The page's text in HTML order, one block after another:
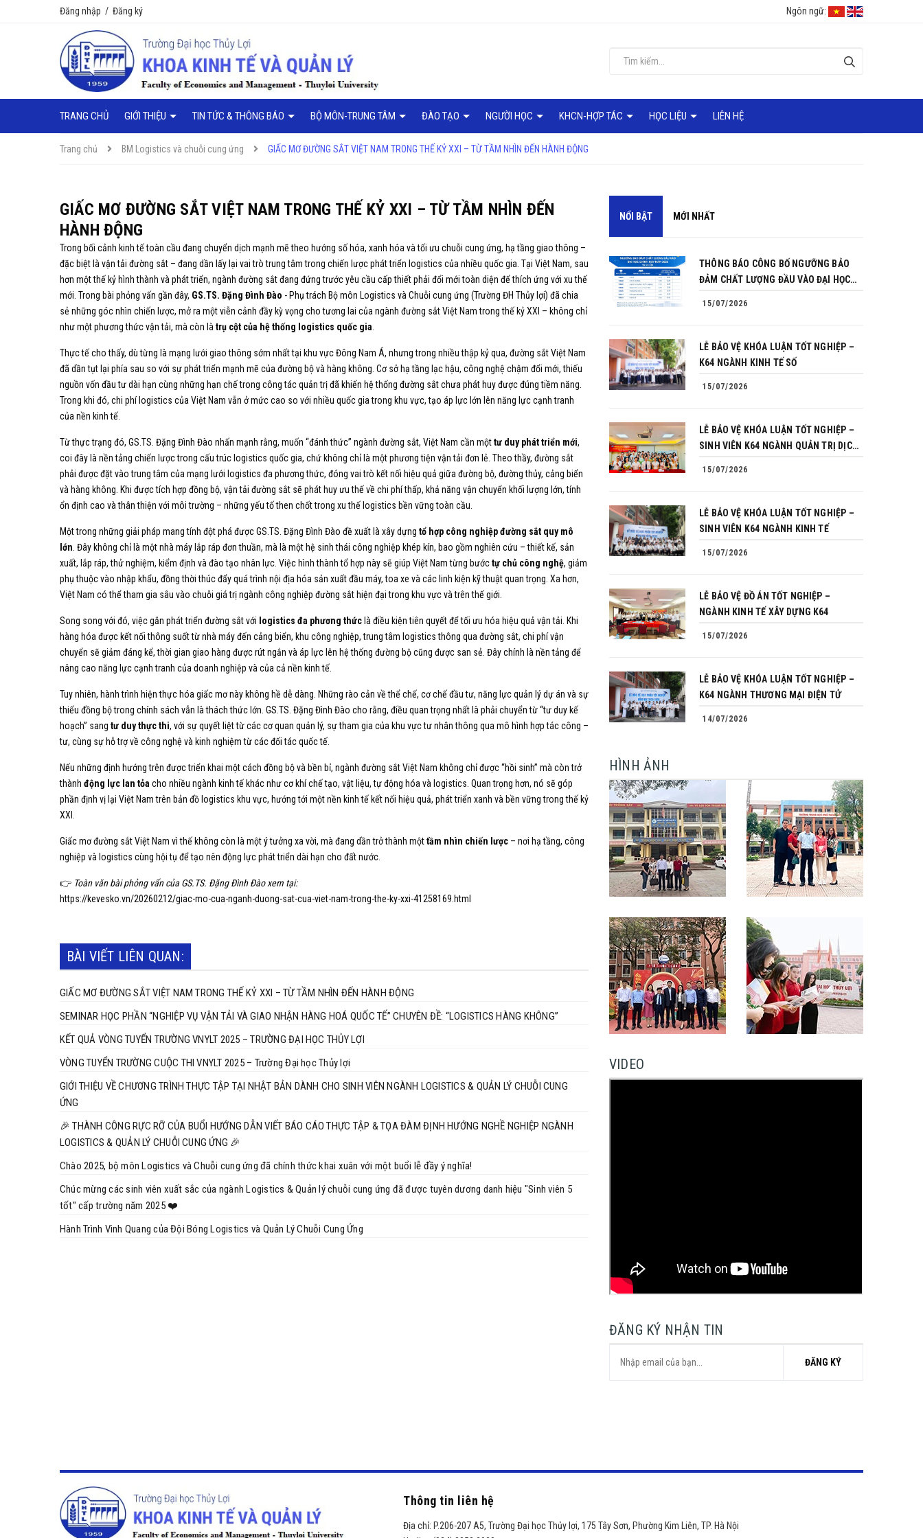
Đăng nhập / Đăng ký Ngôn ngữ:
TRANG CHỦ GIỚI THIỆU TIN TỨC & THÔNG BÁO BỘ MÔN-TRUNG TÂM ĐÀO TẠO NGƯỜI HỌC KHCN-HỢP TÁC HỌC LIỆU LIÊN HỆ
Trang chủ BM Logistics và chuỗi cung ứng GIẤC MƠ ĐƯỜNG SẮT VIỆT NAM TRONG THẾ KỶ XXI – TỪ TẦM NHÌN ĐẾN HÀNH ĐỘNG
GIẤC MƠ ĐƯỜNG SẮT VIỆT NAM TRONG THẾ KỶ XXI – TỪ TẦM NHÌN ĐẾN
HÀNH ĐỘNG
Trong bối cảnh kinh tế toàn cầu đang chuyển dịch mạnh mẽ theo hướng số hóa, xanh hóa và tối ưu chuỗi cung ứng, hạ tầng giao thông –
đặc biệt là vận tải đường sắt – đang dần lấy lại vai trò trung tâm trong chiến lược phát triển logistics của nhiều quốc gia. Tại Việt Nam, sau
hơn một thế kỷ hình thành và phát triển, ngành đường sắt đang đứng trước yêu cầu cấp thiết phải đổi mới toàn diện để thích ứng với xu thế
mới. Trong bài phỏng vấn gần đây, GS.TS. Đặng Đình Đào - Phụ trách Bộ môn Logistics và Chuỗi cung ứng (Trường ĐH Thủy lợi) đã chia
sẻ những góc nhìn chiến lược, mở ra một viễn cảnh đầy kỳ vọng cho tương lai của ngành đường sắt Việt Nam trong thế kỷ XXI – không chỉ
như một phương thức vận tải, mà còn là trụ cột của hệ thống logistics quốc gia
Thực tế cho thấy, dù từng là mạng lưới giao thông sớm nhất tại khu vực Đông Nam Á, nhưng trong nhiều thập kỷ qua, đường sắt Việt Nam
đã dần tụt lại phía sau so với sự phát triển mạnh mẽ của đường bộ và hàng không. Cơ sở hạ tầng lạc hậu, công nghệ chậm đổi mới, thiếu
nguồn vốn đầu tư dài hạn cùng những hạn chế trong công tác quản trị đã khiến hệ thống đường sắt chưa phát huy được đúng tiềm năng.
Trong khi đó, chi phí logistics của Việt Nam vẫn ở mức cao so với nhiều quốc gia trong khu vực, tạo áp lực lớn lên năng lực cạnh tranh
của nền kinh tế.
Từ thực trạng đó, GS.TS. Đặng Đình Đào nhấn mạnh rằng, muốn “đánh thức” ngành đường sắt, Việt Nam cần mộttư duy phát triển mới,
coi đây là nền tảng chiến lược trong cấu trúc logistics quốc gia, chứ không chỉ là một phương tiện vận tải đơn lẻ. Theo thầy, đường sắt
phải được đặt vào trung tâm của mạng lưới logistics đa phương thức, đóng vai trò kết nối hiệu quả giữa đường bộ, đường thủy, cảng biển
và hàng không. Khi được tích hợp đồng bộ, vận tải đường sắt sẽ phát huy ưu thế về chi phí thấp, khả năng vận chuyển khối lượng lớn, tính
ổn định cao và thân thiện với môi trường – những yếu tố then chốt trong xu thế logistics bền vững toàn cầu.
Một trong những giải pháp mang tính đột phá được GS.TS. Đặng Đình Đào đề xuất là xây dựng tổ hợp công nghiệp đường sắt quy mô
lớn . Đây không chỉ là một nhà máy lắp ráp đơn thuần, mà là một hệ sinh thái công nghiệp khép kín, bao gồm nghiên cứu – thiết kế, sản
xuất, lắp ráp, thử nghiệm, kiểm định và đào tạo nhân lực. Việc hình thành tổ hợp này sẽ giúp Việt Nam từng bướctự chủ công nghệ, giảm
phụ thuộc vào nhập khẩu, đồng thời thúc đẩy quá trình nội địa hóa sản xuất đầu máy, toa xe và các linh kiện kỹ thuật quan trọng. Xa hơn,
Việt Nam có thể tham gia sâu vào chuỗi giá trị ngành công nghiệp đường sắt hiện đại trong khu vực và trên thế giới.
Song song với đó, việc gắn phát triển đường sắt với logistics đa phương thức là điều kiện tiên quyết để tối ưu hóa hiệu quả vận tải. Khi
hàng hóa được kết nối thông suốt từ nhà máy đến cảng biển, khu công nghiệp, trung tâm logistics thông qua đường sắt, chi phí vận
chuyển sẽ giảm đáng kể, thời gian giao hàng được rút ngắn và áp lực lên hệ thống đường bộ cũng được san sẻ. Đây chính là nền tảng để
nâng cao năng lực cạnh tranh của doanh nghiệp và của cả nền kinh tế.
Tuy nhiên, hành trình hiện thực hóa giấc mơ này không hề dễ dàng. Những rào cản về thể chế, cơ chế đầu tư, năng lực quản lý dự án và sự
thiếu đồng bộ trong chính sách vẫn là thách thức lớn. GS.TS. Đặng Đình Đào cho rằng, điều quan trọng nhất là phải chuyển từ “tư duy kế
hoạch” sang tư duy thực thi, với sự quyết liệt từ các cơ quan quản lý, sự tham gia của khu vực tư nhân thông qua mô hình hợp tác công –
tư, cùng sự hỗ trợ về công nghệ và kinh nghiệm từ các đối tác quốc tế.
Nếu những định hướng trên được triển khai một cách đồng bộ và bền bỉ, ngành đường sắt Việt Nam không chỉ được “hồi sinh” mà còn trở
thành động lực lan tỏa cho nhiều ngành kinh tế khác như cơ khí chế tạo, vật liệu, tự động hóa và logistics. Quan trọng hơn, nó sẽ góp
phần định vị lại Việt Nam trên bản đồ logistics khu vực, hướng tới một nền kinh tế kết nối hiệu quả, phát triển xanh và bền vững trong thế kỷ
XXI.
Giấc mơ đường sắt Việt Nam vì thế không còn là một ý tưởng xa vời, mà đang dần trở thành mộttầm nhìn chiến lược – nơi hạ tầng, công
nghiệp và logistics cùng hội tụ để tạo nên động lực phát triển dài hạn cho đất nước.
👉 Toàn văn bài phỏng vấn của GS.TS. Đặng Đình Đào xem tại:
https://kevesko.vn/20260212/giac-mo-cua-nganh-duong-sat-cua-viet-nam-trong-the-ky-xxi-41258169.html
BÀI VIẾT LIÊN QUAN:
GIẤC MƠ ĐƯỜNG SẮT VIỆT NAM TRONG THẾ KỶ XXI – TỪ TẦM NHÌN ĐẾN HÀNH ĐỘNG
SEMINAR HỌC PHẦN “NGHIỆP VỤ VẬN TẢI VÀ GIAO NHẬN HÀNG HOÁ QUỐC TẾ” CHUYÊN ĐỀ: “LOGISTICS HÀNG KHÔNG”
KẾT QUẢ VÒNG TUYỂN TRƯỜNG VNYLT 2025 – TRƯỜNG ĐẠI HỌC THỦY LỢI
VÒNG TUYỂN TRƯỜNG CUỘC THI VNYLT 2025 – Trường Đại học Thủy lợi
GIỚI THIỆU VỀ CHƯƠNG TRÌNH THỰC TẬP TẠI NHẬT BẢN DÀNH CHO SINH VIÊN NGÀNH LOGISTICS & QUẢN LÝ CHUỖI CUNG
ỨNG
🎉 THÀNH CÔNG RỰC RỠ CỦA BUỔI HƯỚNG DẪN VIẾT BÁO CÁO THỰC TẬP & TỌA ĐÀM ĐỊNH HƯỚNG NGHỀ NGHIỆP NGÀNH
LOGISTICS & QUẢN LÝ CHUỖI CUNG ỨNG 🎉
Chào 2025, bộ môn Logistics và Chuỗi cung ứng đã chính thức khai xuân với một buổi lễ đầy ý nghĩa!
Chúc mừng các sinh viên xuất sắc của ngành Logistics & Quản lý chuỗi cung ứng đã được tuyên dương danh hiệu "Sinh viên 5
tốt" cấp trường năm 2025 ❤️
Hành Trình Vinh Quang của Đội Bóng Logistics và Quản Lý Chuỗi Cung Ứng
NỔI BẬT MỚI NHẤT
THÔNG BÁO CÔNG BỐ NGƯỠNG BẢO
ĐẢM CHẤT LƯỢNG ĐẦU VÀO ĐẠI HỌC
15/07/2026
LỄ BẢO VỆ KHÓA LUẬN TỐT NGHIỆP –
K64 NGÀNH KINH TẾ SỐ
15/07/2026
LỄ BẢO VỆ KHÓA LUẬN TỐT NGHIỆP –
SINH VIÊN K64 NGÀNH QUẢN TRỊ DỊCH
15/07/2026
LỄ BẢO VỆ KHÓA LUẬN TỐT NGHIỆP –
SINH VIÊN K64 NGÀNH KINH TẾ
15/07/2026
LỄ BẢO VỆ ĐỒ ÁN TỐT NGHIỆP –
NGÀNH KINH TẾ XÂY DỰNG K64
15/07/2026
LỄ BẢO VỆ KHÓA LUẬN TỐT NGHIỆP –
K64 NGÀNH THƯƠNG MẠI ĐIỆN TỬ
14/07/2026
HÌNH ẢNH
VIDEO
ĐĂNG KÝ NHẬN TIN
ĐĂNG KÝ
Thông tin liên hệ
Địa chỉ: P.206-207 A5, Trường Đại học Thủy lợi, 175 Tây Sơn, Phường Kim Liên, TP. Hà Nội